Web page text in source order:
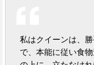
私はクイーンは、
で、本能に従い食